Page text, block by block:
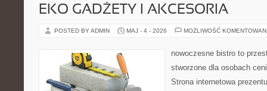
EKO GADŻETY I AKCESORIA
POSTED BY ADMIN MAJ - 4 - 2026 MOŻLIWOŚĆ
nowoczesne bistro to
stworzone dla osobach
Strona internetowa